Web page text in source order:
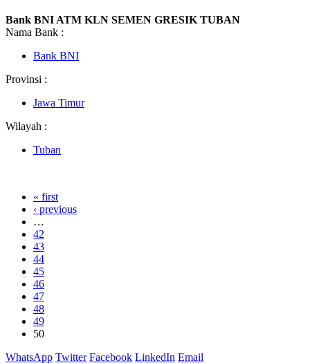
Bank BNI ATM KLN SEMEN GRESIK TUBAN
Nama Bank :
Bank BNI
Provinsi :
Jawa Timur
Wilayah :
Tuban
« first
‹ previous
…
42
43
44
45
46
47
48
49
50
WhatsApp Twitter Facebook LinkedIn Email